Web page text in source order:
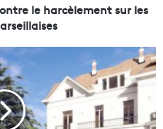
le harcèlement sur les